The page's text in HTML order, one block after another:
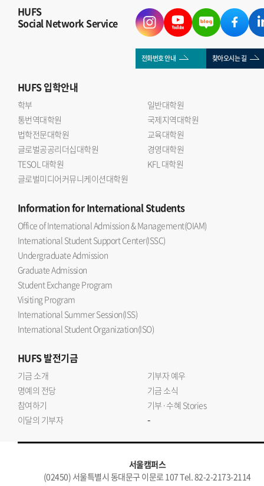
HUFS
Social Network Service
전화번호 안내 찾아오시는 길
HUFS입학안내
학부
일반대학원
통번역대학원
국제지역대학원
법학전문대학원
교육대학원
글로벌공공리더십대학원
경영대학원
TESOL 대학원
KFL 대학원
글로벌미디어커뮤니케이션대학원
Informationfor International Students
Office of International Admission & Management(OIAM)
International Student Support Center(ISSC)
Undergraduate Admission
Graduate Admission
Student Exchange Program
Visiting Program
International Summer Session(ISS)
International Student Organization(ISO)
HUFS발전기금
기금 소개
기부자 예우
명예의 전당
기금 소식
참여하기
기부·수혜 Stories
이달의 기부자
-
서울캠퍼스
(02450) 서울특별시 동대문구 이문로 107 Tel. 82-2-2173-2114